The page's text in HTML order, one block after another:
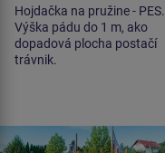
Hojdačka na pružine - PES.
Výška pádu do 1 m, ako
dopadová plocha postačí
trávnik.